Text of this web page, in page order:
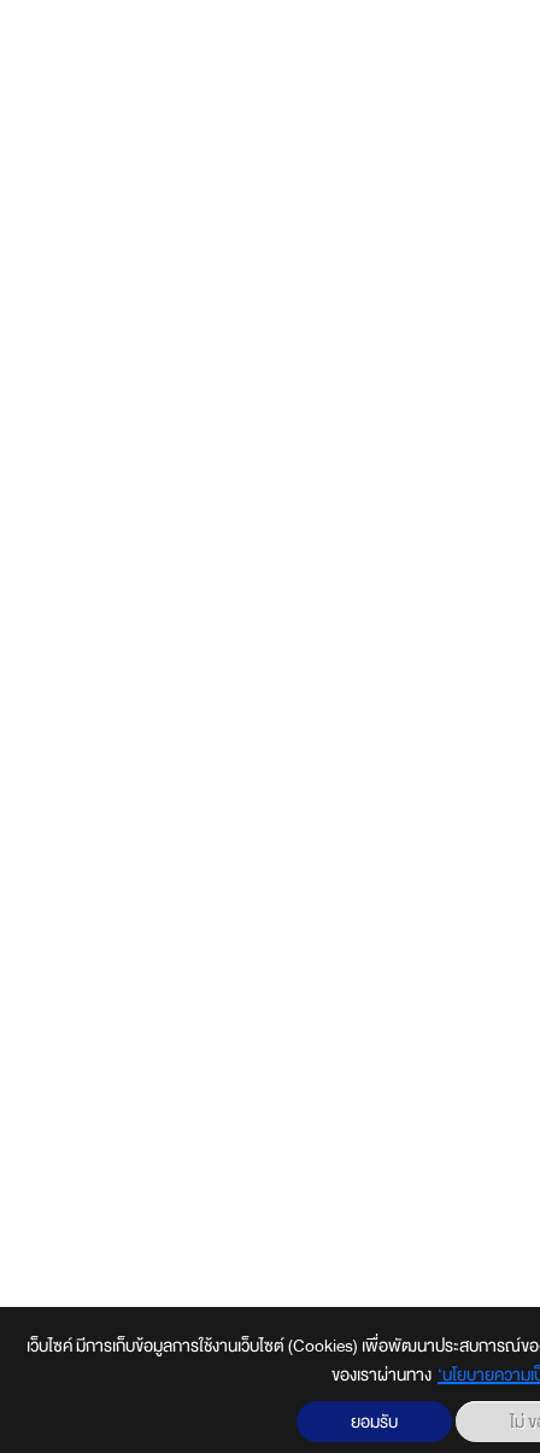
เว็บไซค์ มีการเก็บข้อมูลการใช้งานเว็บไซต์ (Cookies) เพื่อพัฒนาประสบการณ์
ของเราผ่านทาง ‘นโยบายความ
ยอมรับ
ไม่